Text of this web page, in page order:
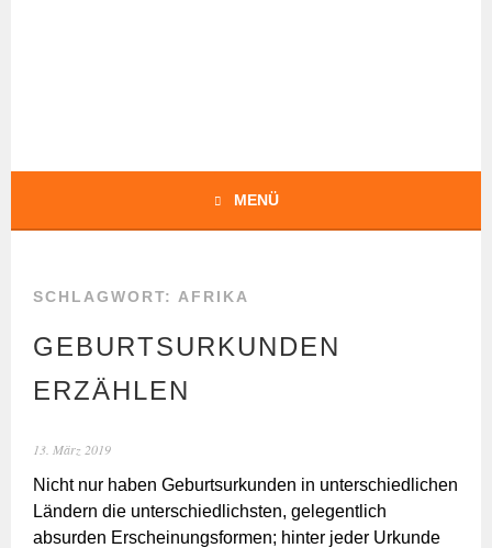
MENÜ
SCHLAGWORT: AFRIKA
GEBURTSURKUNDEN
ERZÄHLEN
13. März 2019
Nicht nur haben Geburtsurkunden in unterschiedlichen
Ländern die unterschiedlichsten, gelegentlich
absurden Erscheinungsformen; hinter jeder Urkunde